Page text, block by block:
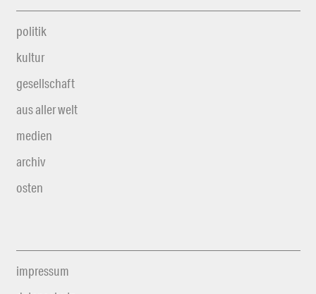
politik
kultur
gesellschaft
aus aller welt
medien
archiv
osten
impressum